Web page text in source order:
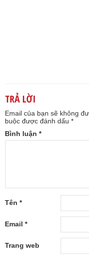
TRẢ LỜI
Email của bạn sẽ không
buộc được đánh dấu *
Bình luận *
Tên *
Email *
Trang web